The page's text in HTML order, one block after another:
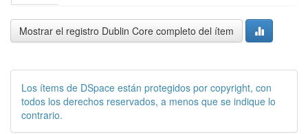
Mostrar el registro Dublin Core completo del ítem
Los ítems de DSpace están protegidos por copyright, con
todos los derechos reservados, a menos que se indique lo
contrario.